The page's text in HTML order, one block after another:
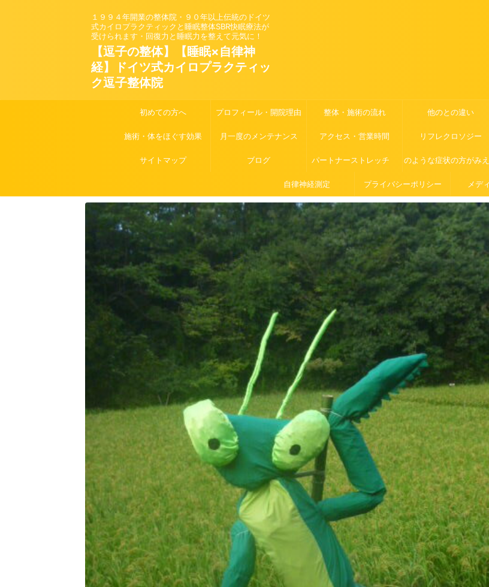
１９９４年開業の整体院・９０年以上伝統のドイツ
式カイロプラクティックと睡眠整体SBR快眠療法が
受けられます・回復力と睡眠力を整えて元気に！
【逗子の整体】【睡眠×自律神
経】ドイツ式カイロプラクティッ
ク逗子整体院
初めての方へ プロフィール・開院理由 整体・施術の流れ 他のとの違い
施術・体をほぐす効果 月一度のメンテナンス アクセス・営業時間 リフレクロソジー
サイトマップ ブログ パートナーストレッチ このような症状の方がみえ
自律神経測定 プライバシーポリシー メデ